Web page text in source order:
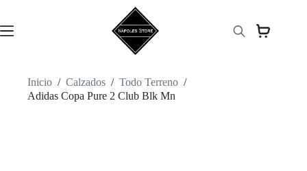
contenido
Inicio / Calzados / Todo Terreno /
Adidas Copa Pure 2 Club Blk Mn